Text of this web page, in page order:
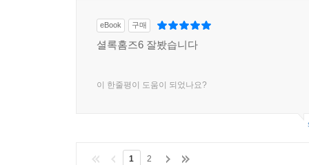
eBook 구매
셜록홈즈6 잘봤습니다
이 한줄평이 도움이 되었나요?
1 2